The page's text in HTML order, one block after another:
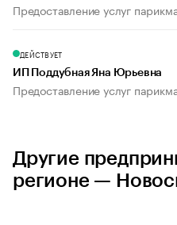
Предоставление услуг
ДЕЙСТВУЕТ
ИП Поддубная Яна Юрьевна
Предоставление услуг
Другие
регионе —